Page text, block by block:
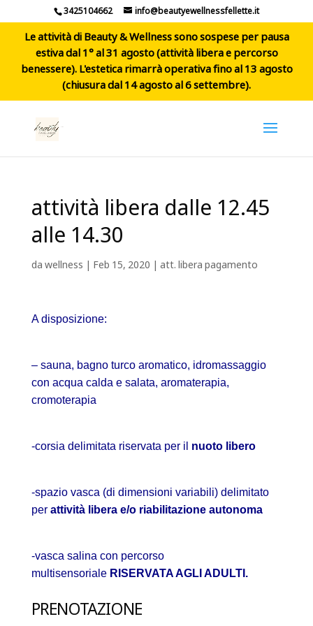
3425104662 info@beautyewellnessfellette.it
Le attività di Beauty & Wellness sono sospese per pausa
estiva dal 1° al 31 agosto (attività libera e percorso
benessere). L'estetica rimarrà operativa fino al 13 agosto
(chiusura dal 14 agosto al 6 settembre).
attività libera dalle 12.45
alle 14.30
dawellness | Feb 15, 2020 | att. libera pagamento
A disposizione:
– sauna, bagno turco aromatico, idromassaggio
con acqua calda e salata, aromaterapia,
cromoterapia
-corsia delimitata riservata per il nuoto libero
-spazio vasca (di dimensioni variabili) delimitato
per attività libera e/o riabilitazione autonoma
-vasca salina con percorso
multisensoriale RISERVATA AGLI ADULTI.
PRENOTAZIONE